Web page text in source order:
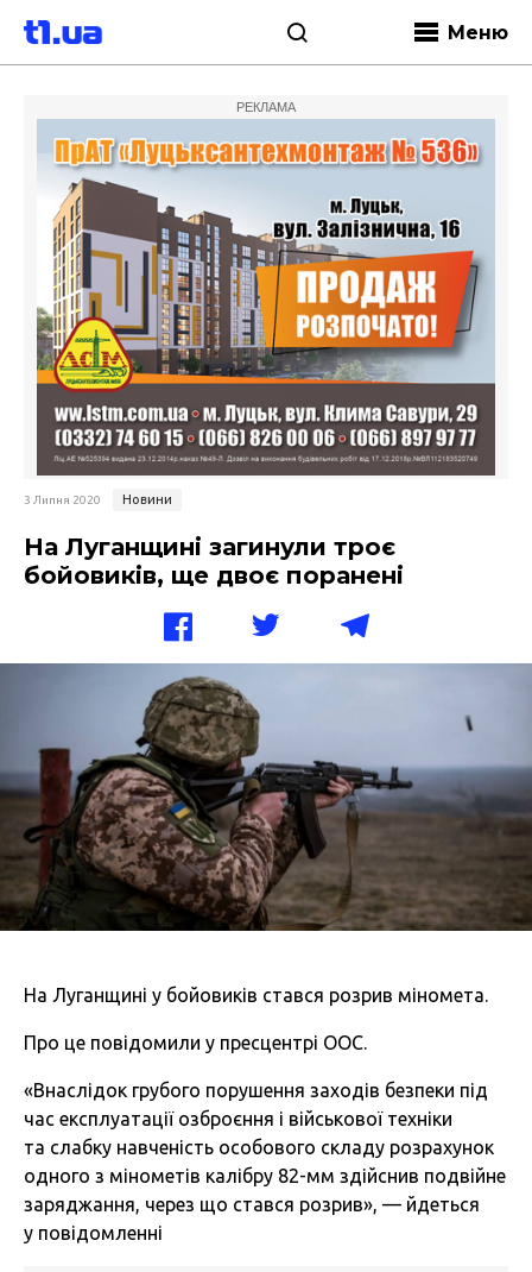
Меню
РЕКЛАМА
3 Липня 2020 Новини
На Луганщині загинули троє
бойовиків, ще двоє поранені
На Луганщині у бойовиків стався розрив міномета.
Про це повідомили у пресцентрі ООС.
«Внаслідок грубого порушення заходів безпеки під
час експлуатації озброєння і військової техніки
та слабку навченість особового складу розрахунок
одного з мінометів калібру 82-мм здійснив подвійне
заряджання, через що стався розрив», — йдеться
у повідомленні